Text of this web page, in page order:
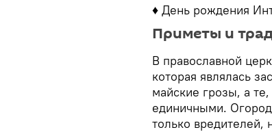
♦ День рождения
Приметы и
В православной
которая являлась
майские грозы, а
единичными.
только вредителей,